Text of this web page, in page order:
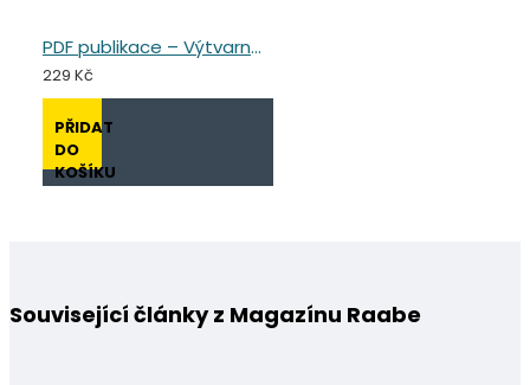
PDF publikace – Výtvarné cestování Evropou
229 Kč
PŘIDAT
DO
KOŠÍKU
Související články z Magazínu Raabe